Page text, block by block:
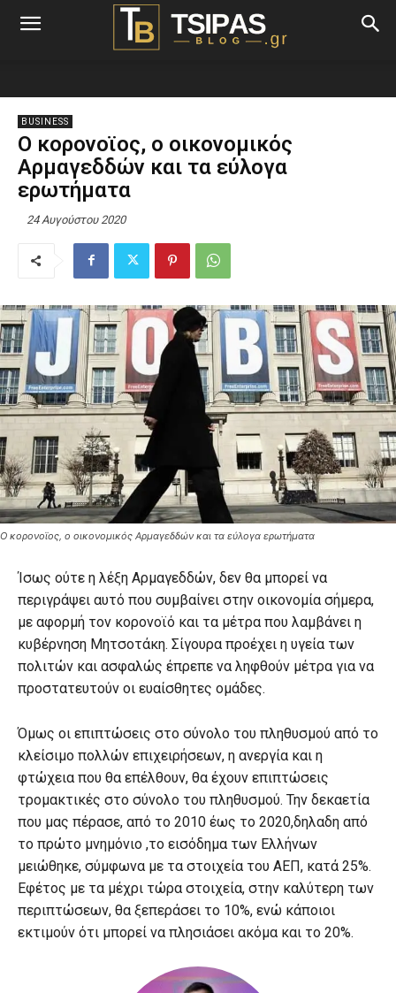
BUSINESS
Ο κορονοϊος, ο οικονομικός
Αρμαγεδδών και τα εύλογα
ερωτήματα
24 Αυγούστου 2020
Ο κορονοϊος, ο οικονομικός Αρμαγεδδών και τα εύλογα ερωτήματα
Ίσως ούτε η λέξη Αρμαγεδδών, δεν θα μπορεί να
περιγράψει αυτό που συμβαίνει στην οικονομία σήμερα,
με αφορμή τον κορονοϊό και τα μέτρα που λαμβάνει η
κυβέρνηση Μητσοτάκη. Σίγουρα προέχει η υγεία των
πολιτών και ασφαλώς έπρεπε να ληφθούν μέτρα για να
προστατευτούν οι ευαίσθητες ομάδες.
Όμως οι επιπτώσεις στο σύνολο του πληθυσμού από το
κλείσιμο πολλών επιχειρήσεων, η ανεργία και η
φτώχεια που θα επέλθουν, θα έχουν επιπτώσεις
τρομακτικές στο σύνολο του πληθυσμού. Την δεκαετία
που μας πέρασε, από το 2010 έως το 2020,δηλαδη από
το πρώτο μνημόνιο ,το εισόδημα των Ελλήνων
μειώθηκε, σύμφωνα με τα στοιχεία του ΑΕΠ, κατά 25%.
Εφέτος με τα μέχρι τώρα στοιχεία, στην καλύτερη των
περιπτώσεων, θα ξεπεράσει το 10%, ενώ κάποιοι
εκτιμούν ότι μπορεί να πλησιάσει ακόμα και το 20%.